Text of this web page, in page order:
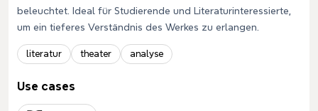
beleuchtet. Ideal für Studierende und Literaturinteressierte,
um ein tieferes Verständnis des Werkes zu erlangen.
literatur theater analyse
Use cases